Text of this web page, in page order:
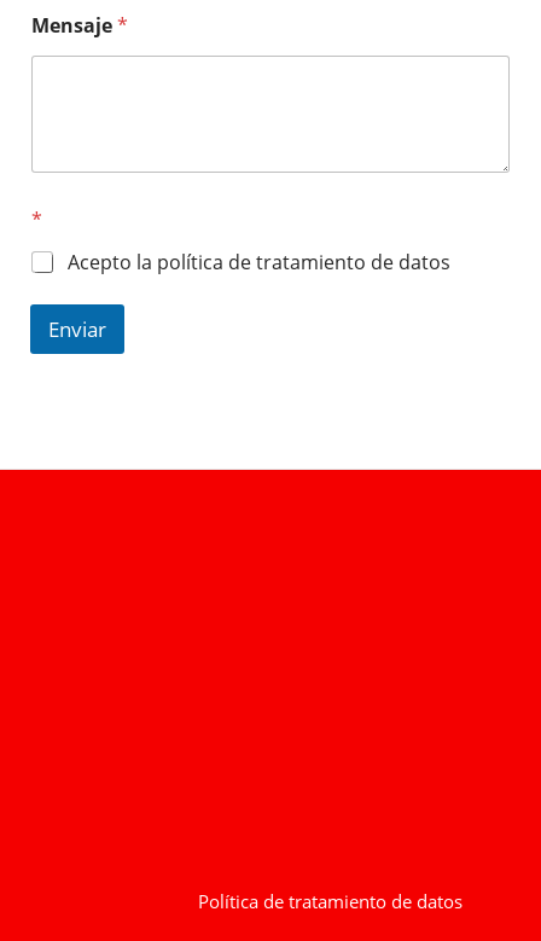
Mensaje*
*
Acepto la política de tratamiento de datos
Enviar
Política de tratamiento de datos